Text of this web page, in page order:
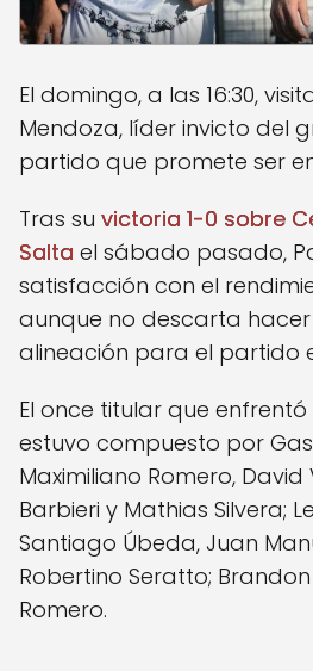
El domingo, a las 16:30,
Mendoza, líder invicto del
partido que promete ser
Tras su victoria 1-0 sobre
Salta el sábado pasado,
satisfacción con el
aunque no descarta hacer
alineación para el partido
El once titular que
estuvo compuesto por
Maximiliano Romero, David
Barbieri y Mathias Silvera;
Santiago Úbeda, Juan
Robertino Seratto;
Romero.